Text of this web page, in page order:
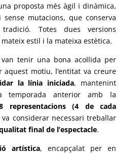
proposta més àgil i dinàmica,
mutacions, que conserva
Totes dues versions
estil i la mateixa estètica.
van tenir una bona acollida per
aquest motiu, l’entitat va creure
la línia iniciada, mantenint
temporada anterior amb la
representacions (4 de cada
va considerar necessari treballar
final de l’espectacle.
artística, encapçalat per en